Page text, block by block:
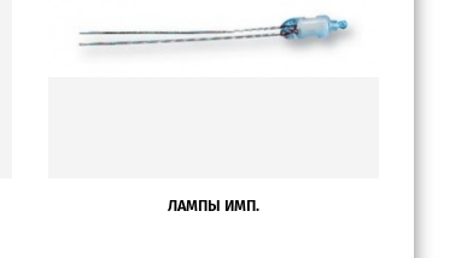
ЛАМПЫ ИМП.